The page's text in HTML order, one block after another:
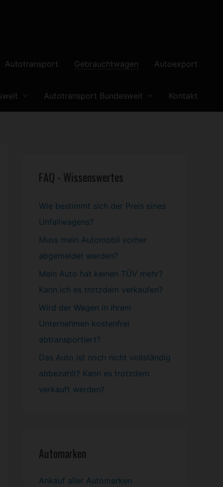
Autotransport Gebrauchtwagen Autoexport
Autotransport Bundesweit Kontakt
FAQ - Wissenswertes
Wie bestimmt sich der Preis eines
Unfallwagens?
Muss mein Automobil vorher
abgemeldet werden?
Mein Auto hat keinen TÜV mehr?
Kann ich es trotzdem verkaufen?
Wird der Wagen in ihrem
Unternehmen kostenfrei
abtransportiert?
Das Auto ist noch nicht vollständig
abbezahlt? Kann es trotzdem
verkauft werden?
Automarken
Ankauf aller Automarken